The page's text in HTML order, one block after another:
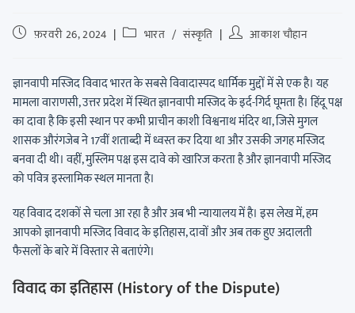
फ़रवरी 26, 2024 भारत / संस्कृति आकाश चौहान
ज्ञानवापी मस्जिद विवाद भारत के सबसे विवादास्पद धार्मिक मुद्दों में से एक है। यह
मामला वाराणसी, उत्तर प्रदेश में स्थित ज्ञानवापी मस्जिद के इर्द-गिर्द घूमता है। हिंदू पक्ष
का दावा है कि इसी स्थान पर कभी प्राचीन काशी विश्वनाथ मंदिर था, जिसे मुगल
शासक औरंगजेब ने 17वीं शताब्दी में ध्वस्त कर दिया था और उसकी जगह मस्जिद
बनवा दी थी। वहीं, मुस्लिम पक्ष इस दावे को खारिज करता है और ज्ञानवापी मस्जिद
को पवित्र इस्लामिक स्थल मानता है।
यह विवाद दशकों से चला आ रहा है और अब भी न्यायालय में है। इस लेख में, हम
आपको ज्ञानवापी मस्जिद विवाद के इतिहास, दावों और अब तक हुए अदालती
फैसलों के बारे में विस्तार से बताएंगे।
विवाद का इतिहास (History of the Dispute)